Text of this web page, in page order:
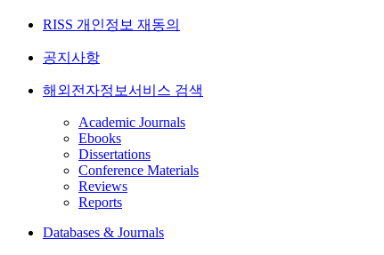
RISS 개인정보 재동의
공지사항
해외전자정보서비스 검색
Academic Journals
Ebooks
Dissertations
Conference Materials
Reviews
Reports
Databases & Journals